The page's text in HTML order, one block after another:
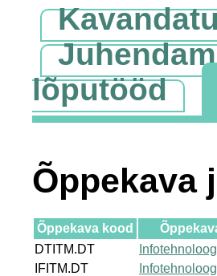
lõputööd
Õppekava
Õppekava kood
DTITM.DT
IFITM.DT